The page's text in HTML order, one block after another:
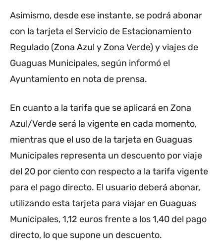
Asimismo, desde ese instante, se podrá abonar
con la tarjeta el Servicio de Estacionamiento
Regulado (Zona Azul y Zona Verde) y viajes de
Guaguas Municipales, según informó el
Ayuntamiento en nota de prensa.
En cuanto a la tarifa que se aplicará en Zona
Azul/Verde será la vigente en cada momento,
mientras que el uso de la tarjeta en Guaguas
Municipales representa un descuento por viaje
del 20 por ciento con respecto a la tarifa vigente
para el pago directo. El usuario deberá abonar,
utilizando esta tarjeta para viajar en Guaguas
Municipales, 1,12 euros frente a los 1,40 del pago
directo, lo que supone un descuento.